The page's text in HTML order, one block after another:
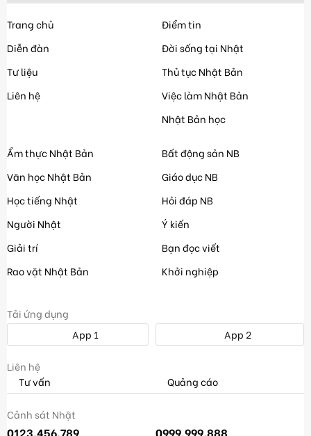
Trang chủ
Diễn đàn
Tư liệu
Liên hệ
Điểm tin
Đời sống tại Nhật
Thủ tục Nhật Bản
Việc làm Nhật Bản
Nhật Bản học
Ẩm thực Nhật Bản
Văn học Nhật Bản
Học tiếng Nhật
Người Nhật
Giải trí
Rao vặt Nhật Bản
Bất động sản NB
Giáo dục NB
Hỏi đáp NB
Ý kiến
Bạn đọc viết
Khởi nghiệp
Tải ứng dụng
App 1
App 2
Liên hệ
Tư vấn
Quảng cáo
Cảnh sát Nhật
0123.456.789 0999.999.888